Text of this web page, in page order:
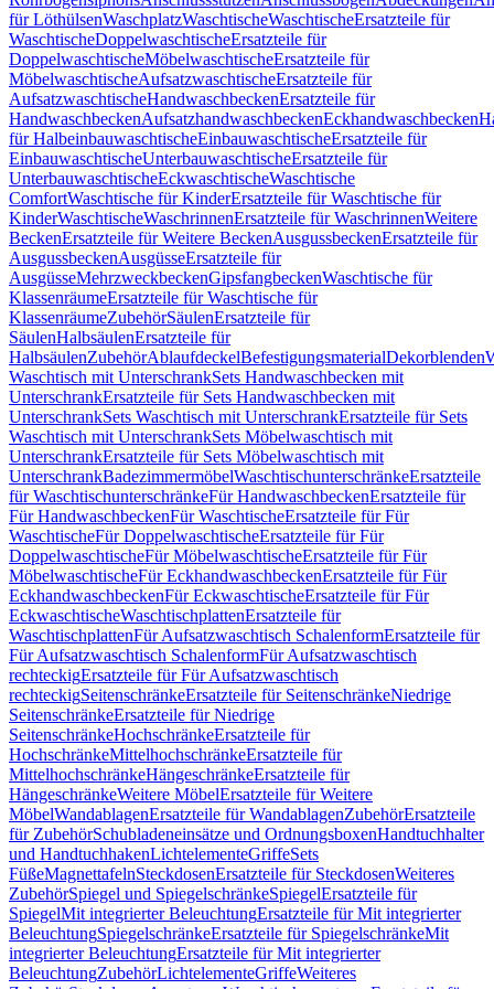
für LöthülsenWaschplatzWaschtischeWaschtischeErsatzteile für
WaschtischeDoppelwaschtischeErsatzteile für
DoppelwaschtischeMöbelwaschtischeErsatzteile für
MöbelwaschtischeAufsatzwaschtischeErsatzteile für
AufsatzwaschtischeHandwaschbeckenErsatzteile für
HandwaschbeckenAufsatzhandwaschbeckenEckhandwaschbecken
für HalbeinbauwaschtischeEinbauwaschtischeErsatzteile für
EinbauwaschtischeUnterbauwaschtischeErsatzteile für
UnterbauwaschtischeEckwaschtischeWaschtische
ComfortWaschtische für KinderErsatzteile für Waschtische für
KinderWaschtischeWaschrinnenErsatzteile für WaschrinnenWeitere
BeckenErsatzteile für Weitere BeckenAusgussbeckenErsatzteile für
AusgussbeckenAusgüsseErsatzteile für
AusgüsseMehrzweckbeckenGipsfangbeckenWaschtische für
KlassenräumeErsatzteile für Waschtische für
KlassenräumeZubehörSäulenErsatzteile für
SäulenHalbsäulenErsatzteile für
HalbsäulenZubehörAblaufdeckelBefestigungsmaterialDekorblenden
Waschtisch mit UnterschrankSets Handwaschbecken mit
UnterschrankErsatzteile für Sets Handwaschbecken mit
UnterschrankSets Waschtisch mit UnterschrankErsatzteile für Sets
Waschtisch mit UnterschrankSets Möbelwaschtisch mit
UnterschrankErsatzteile für Sets Möbelwaschtisch mit
UnterschrankBadezimmermöbelWaschtischunterschränkeErsatzteile
für WaschtischunterschränkeFür HandwaschbeckenErsatzteile für
Für HandwaschbeckenFür WaschtischeErsatzteile für Für
WaschtischeFür DoppelwaschtischeErsatzteile für Für
DoppelwaschtischeFür MöbelwaschtischeErsatzteile für Für
MöbelwaschtischeFür EckhandwaschbeckenErsatzteile für Für
EckhandwaschbeckenFür EckwaschtischeErsatzteile für Für
EckwaschtischeWaschtischplattenErsatzteile für
WaschtischplattenFür Aufsatzwaschtisch SchalenformErsatzteile für
Für Aufsatzwaschtisch SchalenformFür Aufsatzwaschtisch
rechteckigErsatzteile für Für Aufsatzwaschtisch
rechteckigSeitenschränkeErsatzteile für SeitenschränkeNiedrige
SeitenschränkeErsatzteile für Niedrige
SeitenschränkeHochschränkeErsatzteile für
HochschränkeMittelhochschränkeErsatzteile für
MittelhochschränkeHängeschränkeErsatzteile für
HängeschränkeWeitere MöbelErsatzteile für Weitere
MöbelWandablagenErsatzteile für WandablagenZubehörErsatzteile
für ZubehörSchubladeneinsätze und OrdnungsboxenHandtuchhalter
und HandtuchhakenLichtelementeGriffeSets
FüßeMagnettafelnSteckdosenErsatzteile für SteckdosenWeiteres
ZubehörSpiegel und SpiegelschränkeSpiegelErsatzteile für
SpiegelMit integrierter BeleuchtungErsatzteile für Mit integrierter
BeleuchtungSpiegelschränkeErsatzteile für SpiegelschränkeMit
integrierter BeleuchtungErsatzteile für Mit integrierter
BeleuchtungZubehörLichtelementeGriffeWeiteres